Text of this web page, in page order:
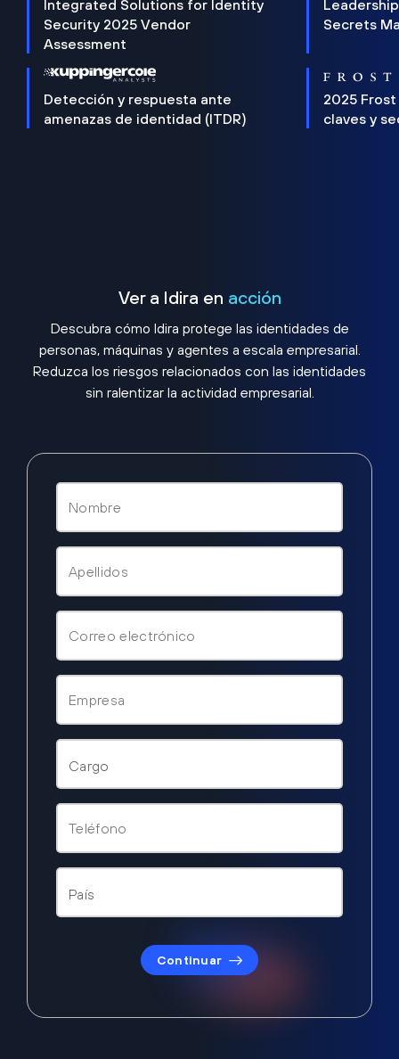
Integrated Solutions for Identity
Security 2025 Vendor
Assessment
Secrets
Detección y respuesta ante
amenazas de identidad (ITDR)
2025 Frost
claves y
Ver a Idira en acción
Descubra cómo Idira protege las identidades de
personas, máquinas y agentes a escala empresarial.
Reduzca los riesgos relacionados con las identidades
sin ralentizar la actividad empresarial.
Continuar